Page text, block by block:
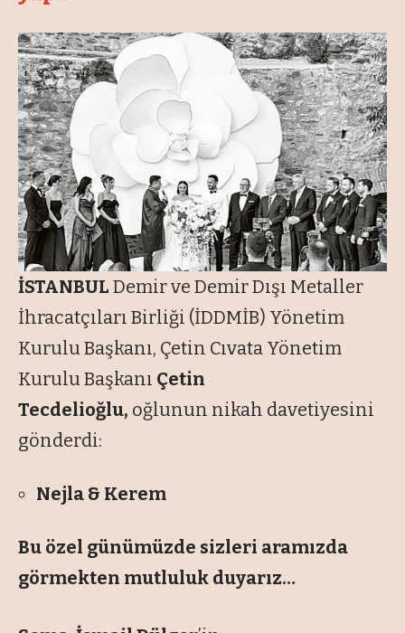
İSTANBUL Demir ve Demir Dışı Metaller
İhracatçıları Birliği (İDDMİB) Yönetim
Kurulu Başkanı, Çetin Cıvata Yönetim
Kurulu Başkanı Çetin
Tecdelioğlu, oğlunun nikah davetiyesini
gönderdi:
Nejla & Kerem
Bu özel günümüzde sizleri aramızda
görmekten mutluluk duyarız…